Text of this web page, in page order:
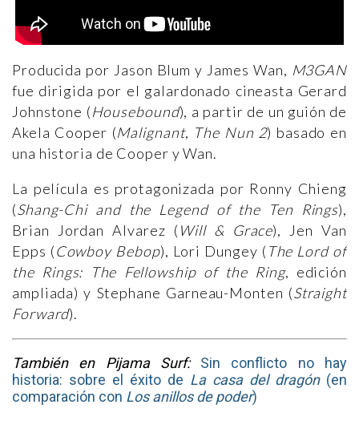
Producida por Jason Blum y James Wan, M3GAN
fue dirigida por el galardonado cineasta Gerard
Johnstone (Housebound), a partir de un guión de
Akela Cooper (Malignant, The Nun 2) basado en
una historia de Cooper y Wan.
La película es protagonizada por Ronny Chieng
(Shang-Chi and the Legend of the Ten Rings),
Brian Jordan Alvarez ( Will & Grace), Jen Van
Epps (Cowboy Bebop), Lori Dungey ( The Lord of
the Rings: The Fellowship of the Ring, edición
ampliada) y Stephane Garneau-Monten (Straight
Forward).
También en Pijama Surf:
Sin conflicto no hay
historia: sobre el éxito de La casa del dragón(en
comparación con Los anillos de poder)